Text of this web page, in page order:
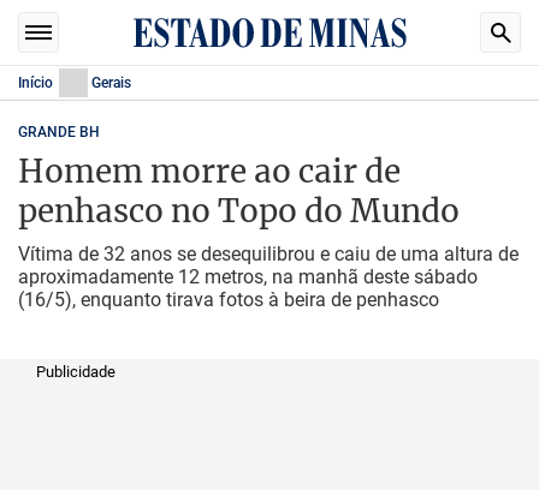
Início Gerais
GRANDE BH
Homem morre ao cair de
penhasco no Topo do Mundo
Vítima de 32 anos se desequilibrou e caiu de uma altura de
aproximadamente 12 metros, na manhã deste sábado
(16/5), enquanto tirava fotos à beira de penhasco
Publicidade